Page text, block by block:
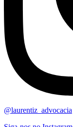
@laurentiz_advocacia